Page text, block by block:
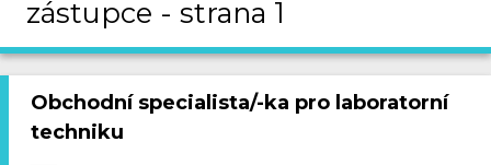
zástupce - strana 1
Obchodní specialista/-ka pro laboratorní
techniku